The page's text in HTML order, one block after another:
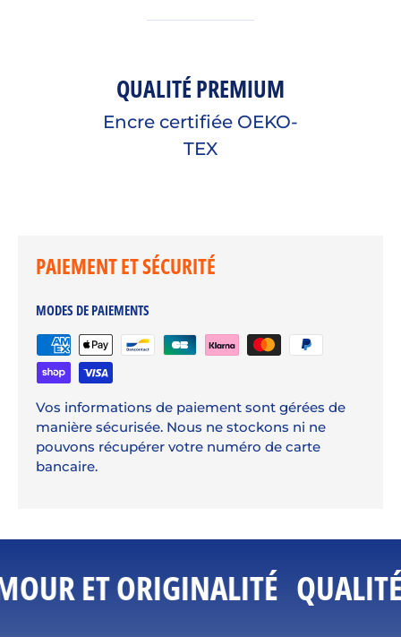
QUALITÉ PREMIUM
Encre certifiée OEKO-
TEX
PAIEMENT ET SÉCURITÉ
MODES DE PAIEMENTS
Vos informations de paiement sont gérées de
manière sécurisée. Nous ne stockons ni ne
pouvons récupérer votre numéro de carte
bancaire.
ET ORIGINALITÉ